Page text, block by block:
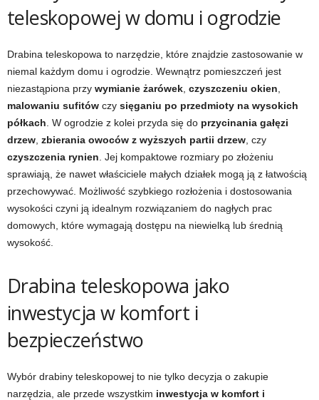
teleskopowej w domu i ogrodzie
Drabina teleskopowa to narzędzie, które znajdzie zastosowanie w
niemal każdym domu i ogrodzie. Wewnątrz pomieszczeń jest
niezastąpiona przy wymianie żarówek czyszczeniu okien
malowaniu sufitów czy sięganiu po przedmioty na wysokich
półkach . W ogrodzie z kolei przyda się do przycinania gałęzi
drzew zbierania owoców z wyższych partii drzew , czy
czyszczenia rynien . Jej kompaktowe rozmiary po złożeniu
sprawiają, że nawet właściciele małych działek mogą ją z łatwością
przechowywać. Możliwość szybkiego rozłożenia i dostosowania
wysokości czyni ją idealnym rozwiązaniem do nagłych prac
domowych, które wymagają dostępu na niewielką lub średnią
wysokość.
Drabina teleskopowa jako
inwestycja w komfort i
bezpieczeństwo
Wybór drabiny teleskopowej to nie tylko decyzja o zakupie
narzędzia, ale przede wszystkim inwestycja w komfort i